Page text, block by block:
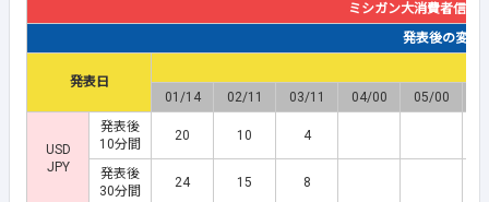
ミシガン大消費者信頼
発表後の変動
発表日
01/14
02/11 03/11 04/00 05/00
USD
JPY
発表後
10分間
20 10 4
発表後
30分間
24 15 8